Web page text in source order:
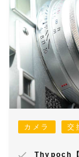
カメラ 交
Thypoch